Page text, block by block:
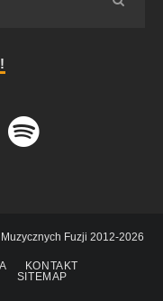
Fuzji 2012-2026
KONTAKT
SITEMAP